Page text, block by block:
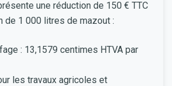
une réduction de 150 € TTC
de 1 000 litres de mazout :
: 13,1579 centimes HTVA par
les travaux agricoles et